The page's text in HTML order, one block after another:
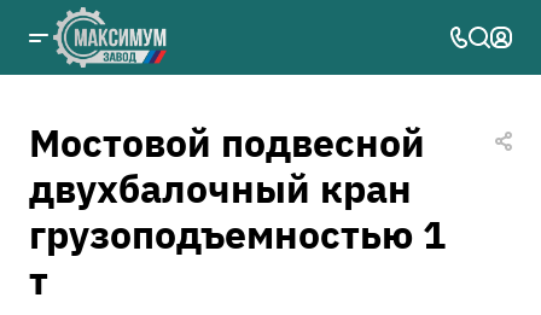
Мостовой подвесной
двухбалочный кран
грузоподъемностью 1
т